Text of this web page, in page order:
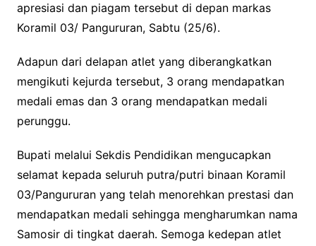
apresiasi dan piagam tersebut di depan markas
Koramil 03/ Pangururan, Sabtu (25/6).
Adapun dari delapan atlet yang diberangkatkan
mengikuti kejurda tersebut, 3 orang mendapatkan
medali emas dan 3 orang mendapatkan medali
perunggu.
Bupati melalui Sekdis Pendidikan mengucapkan
selamat kepada seluruh putra/putri binaan Koramil
03/Pangururan yang telah menorehkan prestasi dan
mendapatkan medali sehingga mengharumkan nama
Samosir di tingkat daerah. Semoga kedepan atlet